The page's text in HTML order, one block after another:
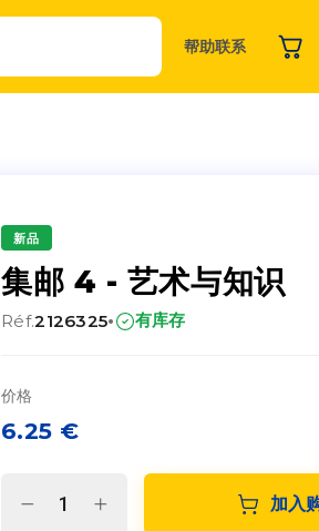
帮助联系
新品
集邮 4 - 艺术与知识
Réf.2126325· 有库存
价格
6.25 €
加入